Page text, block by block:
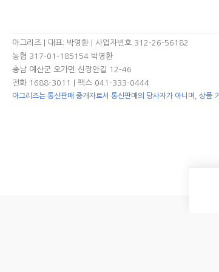
아그리즈 | 대표: 박영환 | 사업자번호 312-26-56182
농협 317-01-185154 박영환
충남 예산군 오가면 신장안길 12-46
전화 1688-3011
| 팩스 041-333-0444
아그리즈는 통신판매 중개자로서 통신판매의 당사자가 아니며, 상품.